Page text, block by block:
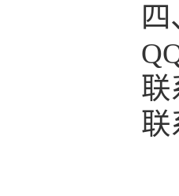
联
联